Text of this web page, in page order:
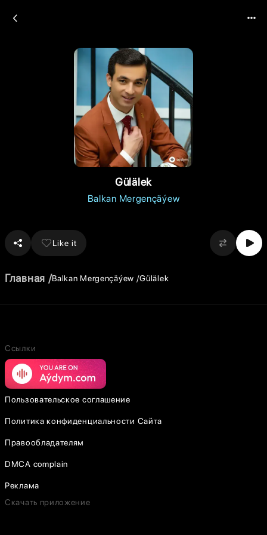
Gülälek
Balkan Mergençäýew
Like it
Главная Balkan Mergençäýew Gülälek
Ссылки
Пользовательское соглашение
Политика конфиденциальности Сайта
Правообладателям
DMCA complain
Реклама
Скачать приложение